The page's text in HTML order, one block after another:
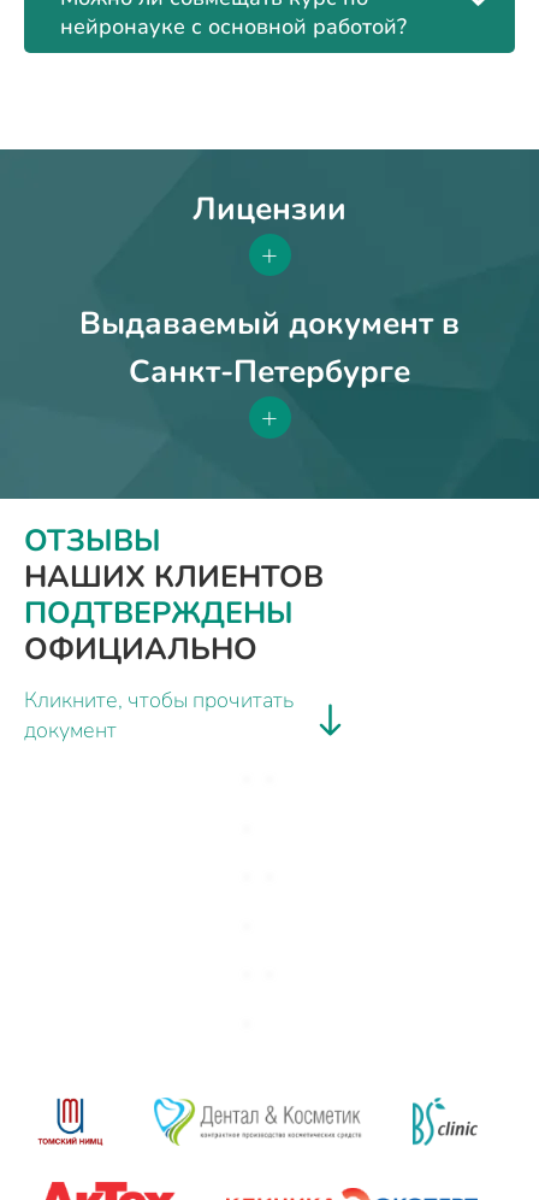
нейронауке с основной работой?
Лицензии
+
Выдаваемый документ в
Санкт-Петербурге
+
ОТЗЫВЫ
НАШИХ КЛИЕНТОВ
ПОДТВЕРЖДЕНЫ
ОФИЦИАЛЬНО
Кликните, чтобы прочитать
документ